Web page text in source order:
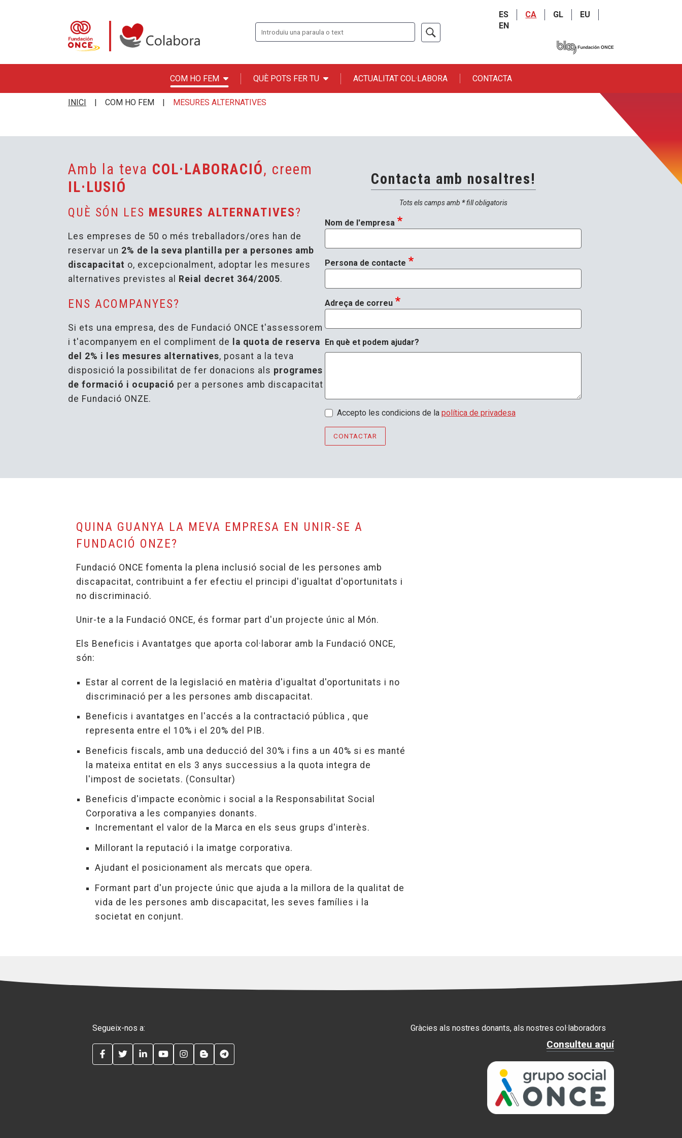
Colabora con la Fundación ONCE
Cerca
ES CA GL
EU
EN
COM HO FEM QUÈ POTS FER TU ACTUALITAT COL·LABORA CONTACTA
INICI COM HO FEM MESURES ALTERNATIVES
Amb la teva COL·LABORACIÓ, creem
IL·LUSIÓ
QUÈ SÓN LES MESURES ALTERNATIVES?
Les empreses de 50 o més treballadors/ores han de
reservar un 2% de la seva plantilla per a persones amb
discapacitat o, excepcionalment, adoptar les mesures
alternatives previstes al Reial decret 364/2005.
ENS ACOMPANYES?
Si ets una empresa, des de Fundació ONCE t'assessorem
i t'acompanyem en el compliment de
la quota de reserva
del 2% i les mesures alternatives, posant a la teva
disposició la possibilitat de fer donacions als programes
de formació i ocupació per a persones amb discapacitat
de Fundació ONZE.
Contacta amb nosaltres!
Tots els camps amb *asterisc
fill obligatoris
Nom de l'empresa
Persona de contacte
Adreça de correu
En què et podem ajudar?
Política de privadesa
Accepto les condicions de la política de privadesa
QUINA GUANYA LA MEVA EMPRESA EN UNIR-SE A
FUNDACIÓ ONZE?
Fundació ONCE fomenta la plena inclusió social de les persones amb
discapacitat, contribuint a fer efectiu el principi d'igualtat d'oportunitats i
no discriminació.
Unir-te a la Fundació ONCE, és formar part d'un projecte únic al Món.
Els Beneficis i Avantatges que aporta col·laborar amb la Fundació ONCE,
són:
Estar al corrent de la legislació en matèria d'igualtat d'oportunitats i no
discriminació per a les persones amb discapacitat.
Beneficis i avantatges en l'accés a la contractació pública , que
representa entre el 10% i el 20% del PIB.
Beneficis fiscals, amb una deducció del 30% i fins a un 40% si es manté
la mateixa entitat en els 3 anys successius a la quota integra de
l'impost de societats. (Consultar)
Beneficis d'impacte econòmic i social a la Responsabilitat Social
Corporativa a les companyies donants.
Incrementant el valor de la Marca en els seus grups d'interès.
Millorant la reputació i la imatge corporativa.
Ajudant el posicionament als mercats que opera.
Formant part d'un projecte únic que ajuda a la millora de la qualitat de
vida de les persones amb discapacitat, les seves famílies i la
societat en conjunt.
Segueix-nos a:
FACEBOOKTWITTERLINKEDINYOUTUBEINSTAGRAM
BLOG
Gràcies als nostres donants, als nostres col·laboradors
Consulteu aquí